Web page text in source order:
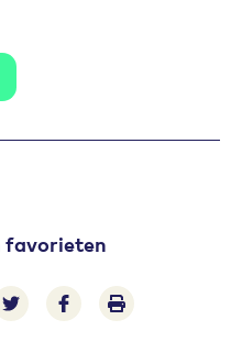
favorieten
mail
via LinkedIn
Deel op Twitter
Deel op Facebook
Print pagina